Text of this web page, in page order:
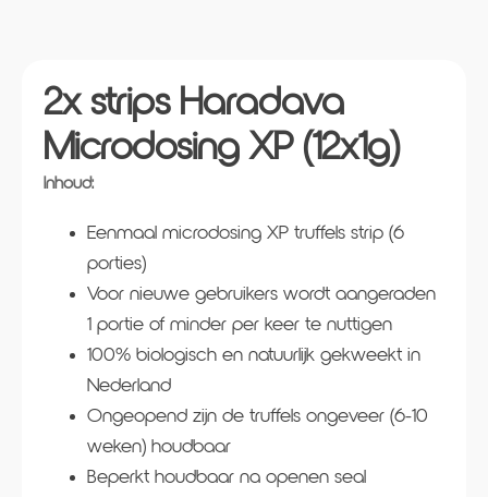
2x strips Haradava
Microdosing XP (12x1g)
Inhoud:
Eenmaal microdosing XP truffels strip (6
porties)
Voor nieuwe gebruikers wordt aangeraden
1 portie of minder per keer te nuttigen
100% biologisch en natuurlijk gekweekt in
Nederland
Ongeopend zijn de truffels ongeveer (6-10
weken) houdbaar
Beperkt houdbaar na openen seal